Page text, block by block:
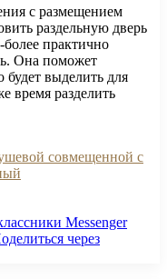
с размещением
раздельную дверь
практично
Она поможет
будет выделить для
время разделить
совмещенной с
Messenger
через